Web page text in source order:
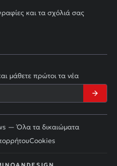
και τα σχόλιά σας
μάθετε πρώτοι τα νέα
— Όλα τα δικαιώματα
Cookies